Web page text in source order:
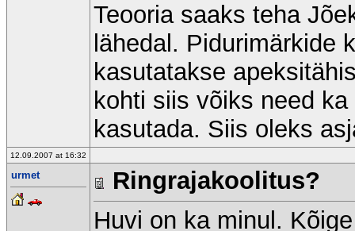
Teooria saaks teha
lähedal. Pidurimärkide
kasutatakse
kohti siis võiks need
kasutada. Siis oleks
12.09.2007 at 16:32
urmet
Ringrajakoolitus?
Huvi on ka minul.